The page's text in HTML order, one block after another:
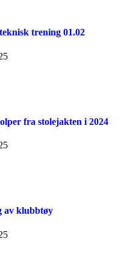
trening 01.02
fra stolejakten i 2024
av klubbtøy